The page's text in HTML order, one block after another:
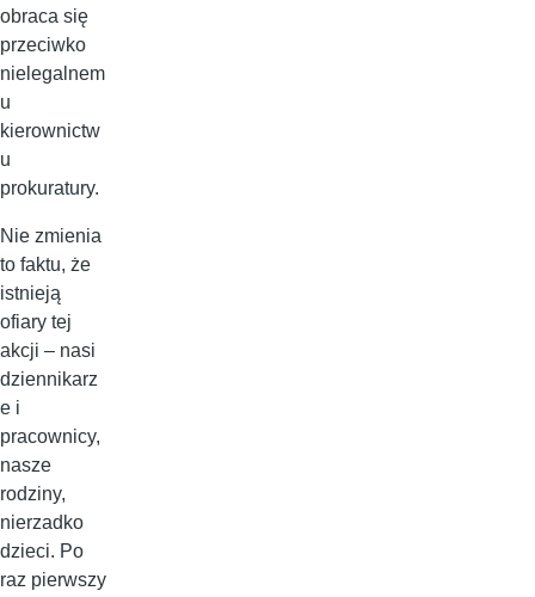
obraca się
przeciwko
nielegalnem
u
kierownictw
u
prokuratury.
Nie zmienia
to faktu, że
istnieją
ofiary tej
akcji – nasi
dziennikarz
e i
pracownicy,
nasze
rodziny,
nierzadko
dzieci. Po
raz pierwszy